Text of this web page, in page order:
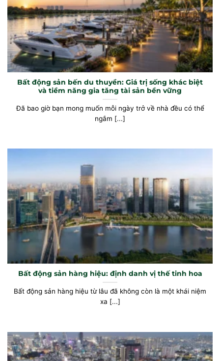
Bất động sản bến du thuyền: Giá trị sống khác biệt
và tiềm năng gia tăng tài sản bền vững
Đã bao giờ bạn mong muốn mỗi ngày trở về nhà đều có thể
ngắm [...]
Bất động sản hàng hiệu: định danh vị thế tinh hoa
Bất động sản hàng hiệu từ lâu đã không còn là một khái niệm
xa [...]